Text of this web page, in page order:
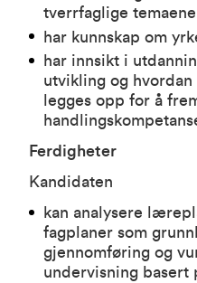
tverrfaglige
har kunnskap om
har innsikt i
utvikling og
legges opp for å
Ferdigheter
Kandidaten
kan analysere
fagplaner som
gjennomføring og
undervisning basert